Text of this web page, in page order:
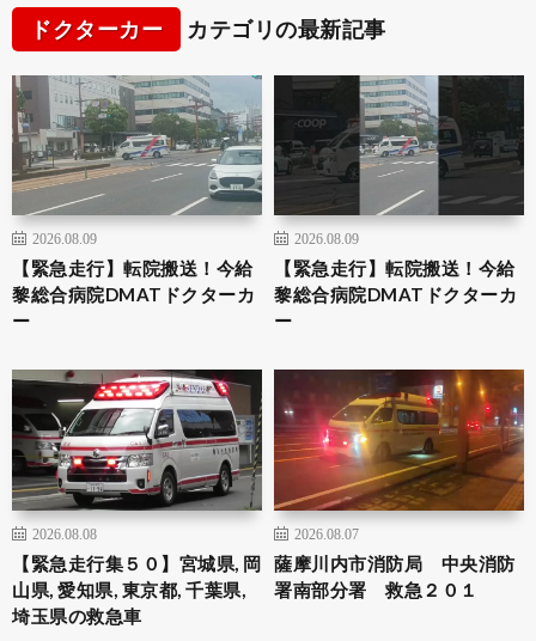
ドクターカー カテゴリの最新記事
2026.08.09
【緊急走行】転院搬送！今給
黎総合病院DMATドクターカ
ー
2026.08.09
【緊急走行】転院搬送！今給
黎総合病院DMATドクターカ
ー
2026.08.08
【緊急走行集５０】宮城県, 岡
山県, 愛知県, 東京都, 千葉県,
埼玉県の救急車
2026.08.07
薩摩川内市消防局 中央消防
署南部分署 救急２０１